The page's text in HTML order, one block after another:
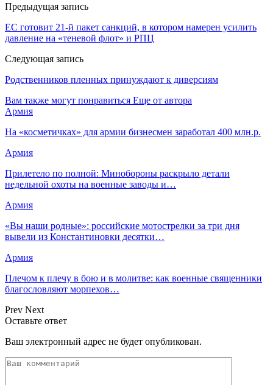
Предыдущая запись
ЕC готовит 21-й пакет санкций, в котором намерен усилить
давление на «теневой флот» и РПЦ
Следующая запись
Родственников пленных принуждают к диверсиям
Вам также могут понравиться Еще от автора
Армия
На «косметичках» для армии бизнесмен заработал 400 млн.р.
Армия
Прилетело по полной: Минобороны раскрыло детали
недельной охоты на военные заводы и…
Армия
«Вы наши родные»: российские мотострелки за три дня
вывели из Константиновки десятки…
Армия
Плечом к плечу в бою и в молитве: как военные священники
благословляют морпехов…
Prev Next
Оставьте ответ
Ваш электронный адрес не будет опубликован.